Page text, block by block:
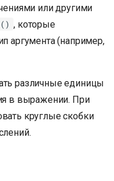
или другими
, которые
аргумента (например,
различные единицы
в выражении. При
круглые скобки